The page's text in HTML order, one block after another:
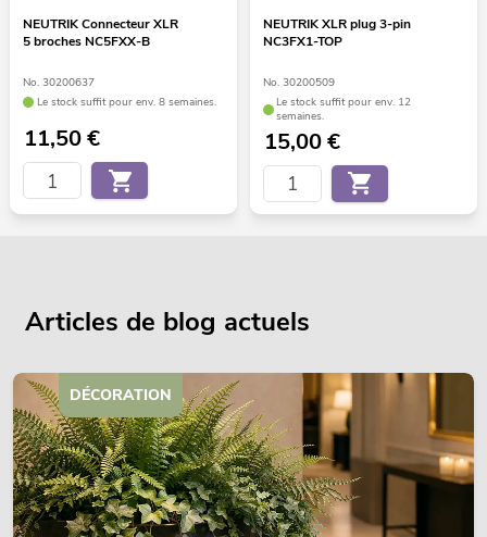
NEUTRIK Connecteur XLR
5 broches NC5FXX-B
No. 30200637
Le stock suffit pour env. 8 semaines.
11,50€
NEUTRIK XLR plug 3-pin
NC3FX1-TOP
No. 30200509
Le stock suffit pour env. 12
semaines.
15,00€
Articles de blog actuels
DÉCORATION